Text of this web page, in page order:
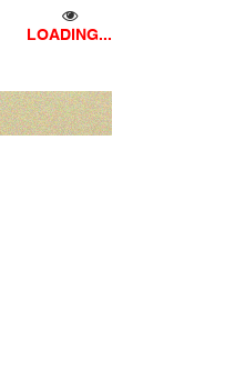
LOADING...